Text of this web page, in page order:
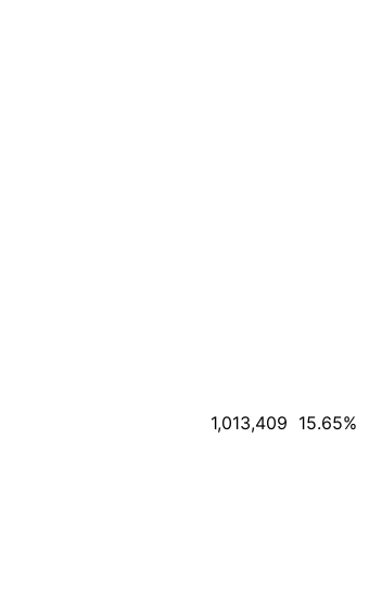
1,013,409 15.65%